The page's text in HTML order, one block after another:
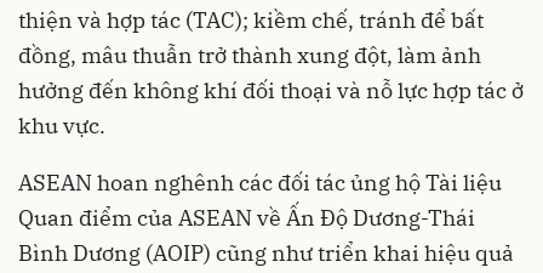
thiện và hợp tác (TAC); kiềm chế, tránh để bất
đồng, mâu thuẫn trở thành xung đột, làm ảnh
hưởng đến không khí đối thoại và nỗ lực hợp tác ở
khu vực.
ASEAN hoan nghênh các đối tác ủng hộ Tài liệu
Quan điểm của ASEAN về Ấn Độ Dương-Thái
Bình Dương (AOIP) cũng như triển khai hiệu quả